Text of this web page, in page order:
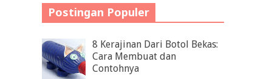
Postingan Populer
8 Kerajinan Dari Botol Bekas:
Cara Membuat dan
Contohnya